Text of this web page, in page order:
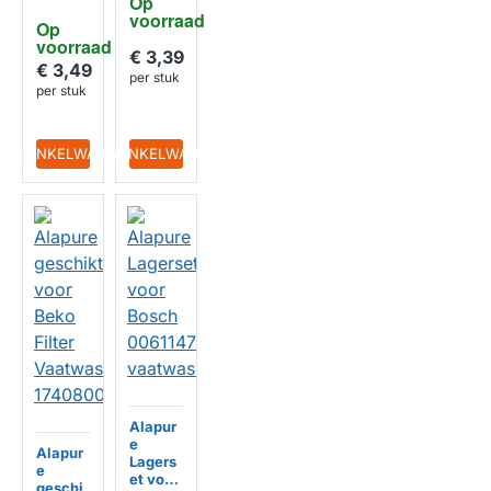
HUISMERK
Op
voorraad
kt voor
Bosch /
Siemen
s
€ 3,49
per stuk
IN WINKELWAGEN
voorraad
001653
14
€ 3,39
per stuk
IN WINKELWAGEN
Alapur
e
Alapur
e
Lagers
et voor